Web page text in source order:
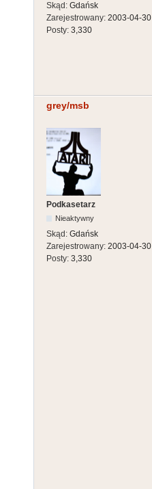
Skąd: Gdańsk
Zarejestrowany: 2003-04-30
Posty: 3,330
grey/msb
Podkasetarz
Nieaktywny
Skąd: Gdańsk
Zarejestrowany: 2003-04-30
Posty: 3,330